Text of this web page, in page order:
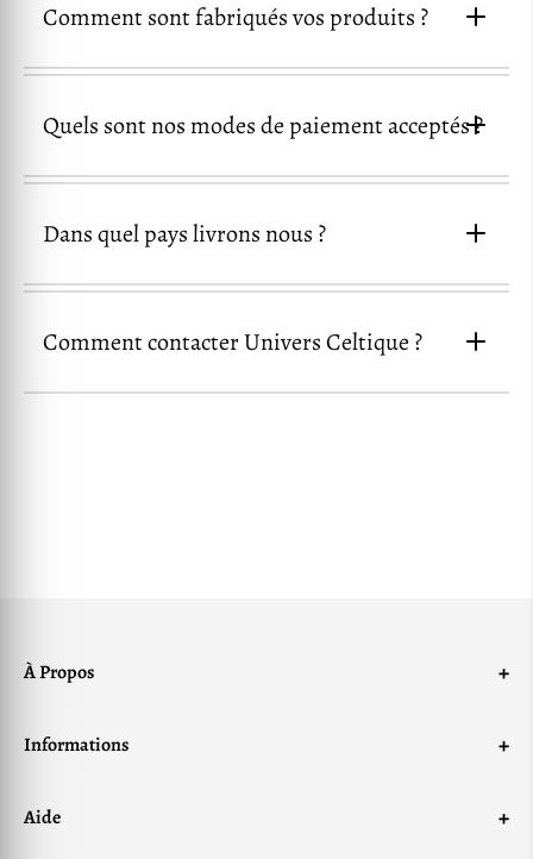
Comment sont fabriqués vos produits ?
Quels sont nos modes de paiement acceptés ?
Visa Mastercard
Express
PayPal Google Pay
Dans quel pays livrons nous ?
nos produits accessibles partout
Comment contacter Univers Celtique ?
À Propos +
Informations +
Aide +